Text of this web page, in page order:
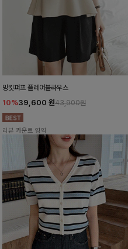
밍킷퍼프 플레어블라우스
10%39,600 원43,900원
리뷰 카운트 영역